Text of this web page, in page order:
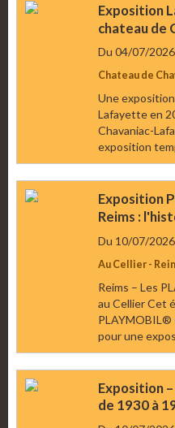
Exposition
chateau de
Du 04/07/2026
Chateau de
Une
Lafayette en
Chavaniac-
exposition
Exposition
Reims :
Du 10/07/2026
Au Cellier -
Reims – Les
au Cellier Cet
PLAYMOBIL®
pour une
Exposition
de 1930 à